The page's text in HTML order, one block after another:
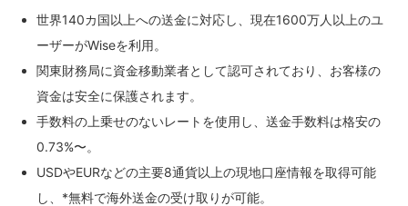
世界140カ国以上への送金に対応し、現在1600万人以上のユ
ーザーがWiseを利用。
関東財務局に資金移動業者として認可されており、お客様の
資金は安全に保護されます。
手数料の上乗せのないレートを使用し、送金手数料は格安の
0.73%〜。
USDやEURなどの主要8通貨以上の現地口座情報を取得可能
し、*無料で海外送金の受け取りが可能。